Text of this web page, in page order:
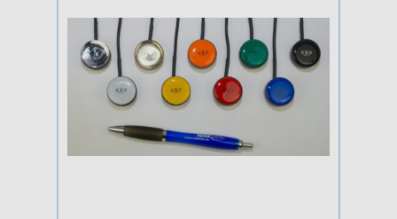
Technik-Support
Rundum-Service